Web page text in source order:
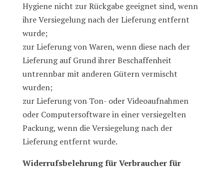
Hygiene nicht zur Rückgabe geeignet sind, wenn
ihre Versiegelung nach der Lieferung entfernt
wurde;
zur Lieferung von Waren, wenn diese nach der
Lieferung auf Grund ihrer Beschaffenheit
untrennbar mit anderen Gütern vermischt
wurden;
zur Lieferung von Ton- oder Videoaufnahmen
oder Computersoftware in einer versiegelten
Packung, wenn die Versiegelung nach der
Lieferung entfernt wurde.
Widerrufsbelehrung für Verbraucher für